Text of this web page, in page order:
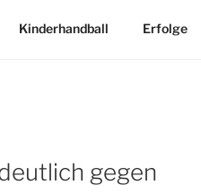
Kinderhandball Erfolge
gegen